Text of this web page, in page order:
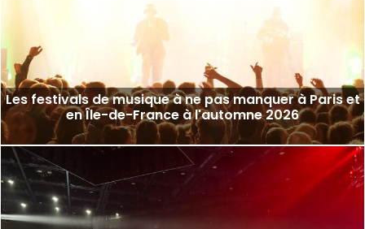
Les festivals de musique à ne pas manquer à Paris et
en Île-de-France à l'automne 2026